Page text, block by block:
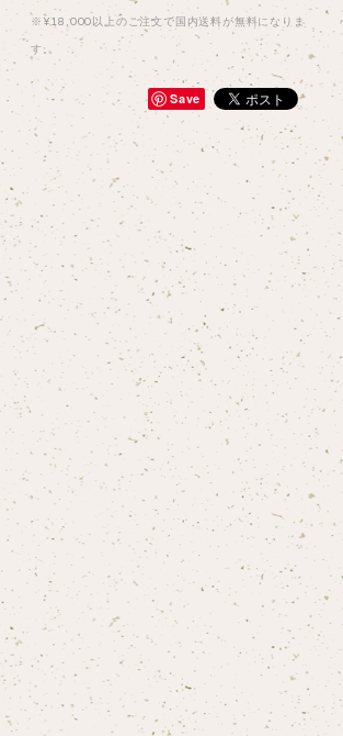
※¥18,000以上のご注文で国内送料が無料になりま
す。
Save